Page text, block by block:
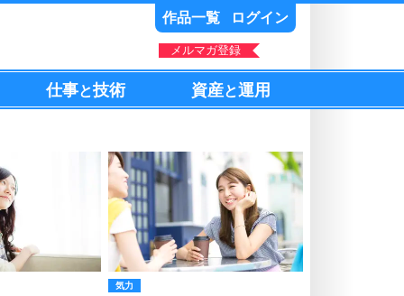
作品一覧 ログイン
メルマガ登録
仕事と技術 資産と運用
気力